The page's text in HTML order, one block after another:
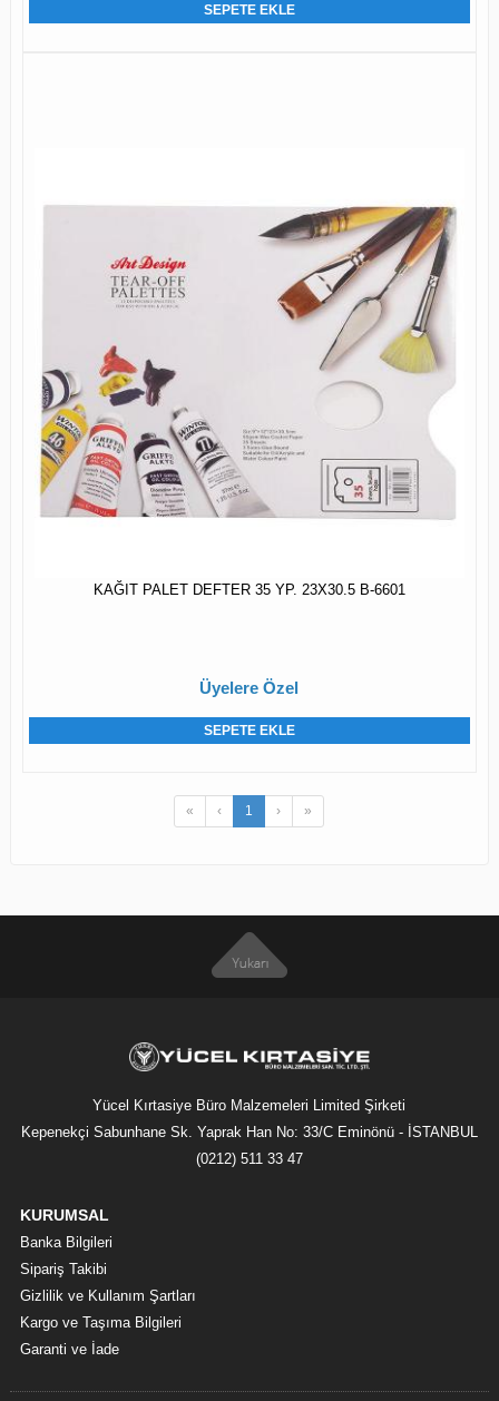
SEPETE EKLE
KAĞIT PALET DEFTER 35 YP. 23X30.5 B-6601
Üyelere Özel
SEPETE EKLE
« ‹ 1 › »
Yücel Kırtasiye Büro Malzemeleri Limited Şirketi
Kepenekçi Sabunhane Sk. Yaprak Han No: 33/C Eminönü - İSTANBUL
(0212) 511 33 47
KURUMSAL
Banka Bilgileri
Sipariş Takibi
Gizlilik ve Kullanım Şartları
Kargo ve Taşıma Bilgileri
Garanti ve İade